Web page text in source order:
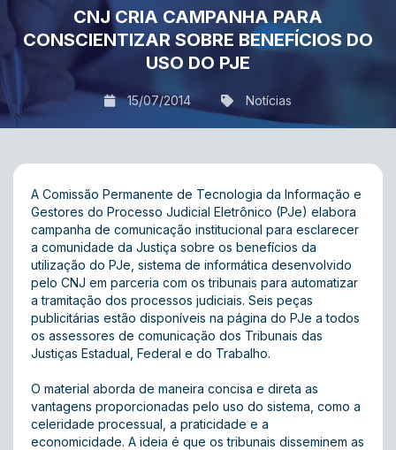
CNJ CRIA CAMPANHA PARA
CONSCIENTIZAR SOBRE BENEFÍCIOS DO
USO DO PJE
15/07/2014 Notícias
A Comissão Permanente de Tecnologia da Informação e
Gestores do Processo Judicial Eletrônico (PJe) elabora
campanha de comunicação institucional para esclarecer
a comunidade da Justiça sobre os benefícios da
utilização do PJe, sistema de informática desenvolvido
pelo CNJ em parceria com os tribunais para automatizar
a tramitação dos processos judiciais. Seis peças
publicitárias estão disponíveis na página do PJe a todos
os assessores de comunicação dos Tribunais das
Justiças Estadual, Federal e do Trabalho.
O material aborda de maneira concisa e direta as
vantagens proporcionadas pelo uso do sistema, como a
celeridade processual, a praticidade e a
economicidade. A ideia é que os tribunais disseminem as